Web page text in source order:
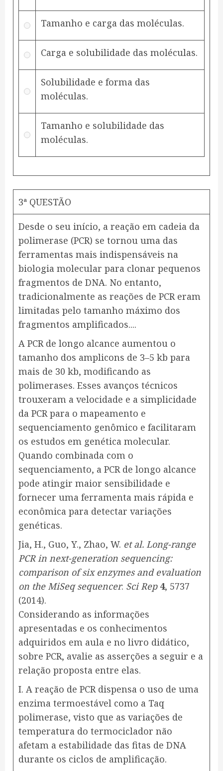
Tamanho e carga das moléculas.
Carga e solubilidade das moléculas.
Solubilidade e forma das
moléculas.
Tamanho e solubilidade das
moléculas.
3ª QUESTÃO
Desde o seu início, a reação em cadeia da
polimerase (PCR) se tornou uma das
ferramentas mais indispensáveis ​​na
biologia molecular para clonar pequenos
fragmentos de DNA. No entanto,
tradicionalmente as reações de PCR eram
limitadas pelo tamanho máximo dos
fragmentos amplificados....
A PCR de longo alcance aumentou o
tamanho dos amplicons de 3–5 kb para
mais de 30 kb, modificando as
polimerases. Esses avanços técnicos
trouxeram a velocidade e a simplicidade
da PCR para o mapeamento e
sequenciamento genômico e facilitaram
os estudos em genética molecular.
Quando combinada com o
sequenciamento, a PCR de longo alcance
pode atingir maior sensibilidade e
fornecer uma ferramenta mais rápida e
econômica para detectar variações
genéticas.
Jia, H., Guo, Y., Zhao, W. et al. Long-range
PCR in next-generation sequencing:
comparison of six enzymes and evaluation
on the MiSeq sequencer. Sci Rep 4, 5737
(2014).
Considerando as informações
apresentadas e os conhecimentos
adquiridos em aula e no livro didático,
sobre PCR, avalie as asserções a seguir e a
relação proposta entre elas.
I. A reação de PCR dispensa o uso de uma
enzima termoestável como a Taq
polimerase, visto que as variações de
temperatura do termociclador não
afetam a estabilidade das fitas de DNA
durante os ciclos de amplificação.